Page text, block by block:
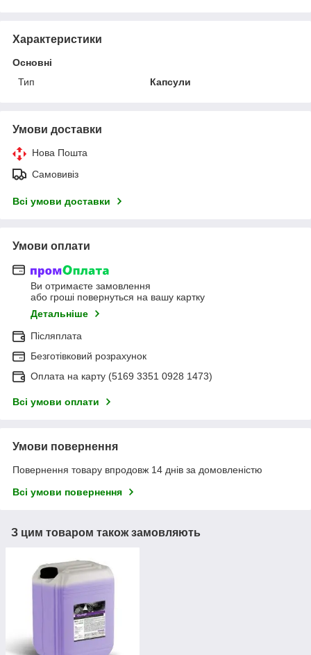
Характеристики
Основні
Тип
Капсули
Умови доставки
Нова Пошта
Самовивіз
Всі умови доставки
Умови оплати
Ви отримаєте замовлення
або гроші повернуться на вашу картку
Детальніше
Післяплата
Безготівковий розрахунок
Оплата на карту (5169 3351 0928 1473)
Всі умови оплати
Умови повернення
Повернення товару впродовж 14 днів за домовленістю
Всі умови повернення
З цим товаром також замовляють